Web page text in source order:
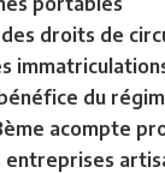
droits de
du
acompte